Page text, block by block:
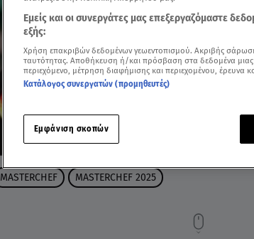
MASTERCHEF MASTERCHEF 2025
Εμείς και οι συνεργάτες μας επεξεργαζόμαστε
εξής:
Χρήση επακριβών δεδομένων γεωεντοπισμού. Ακριβής
ταυτότητας. Αποθήκευση ή/και πρόσβαση στα δεδομένα μιας
περιεχόμενο, μέτρηση διαφήμισης και περιεχομένου, έρευνα
Κατάλογος συνεργατών (προμηθευτές)
Εμφάνιση σκοπών